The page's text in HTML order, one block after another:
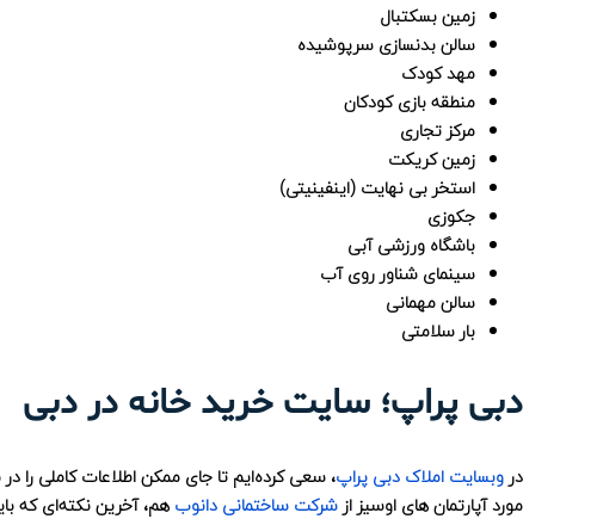
زمین بسکتبال
سالن بدنسازی سرپوشیده
مهد کودک
منطقه بازی کودکان
مرکز تجاری
زمین کریکت
استخر بی نهایت (اینفینیتی)
جکوزی
باشگاه ورزشی آبی
سینمای شناور روی آب
سالن مهمانی
بار سلامتی
دبی پراپ؛ سایت خرید خانه در دبی
دروبسایت املاک دبی پراپ، سعی کرده‌ایم تا جای ممکن اطلاعات کاملی را
مورد آپارتمان های اوسیز ازشرکت ساختمانی دانوب